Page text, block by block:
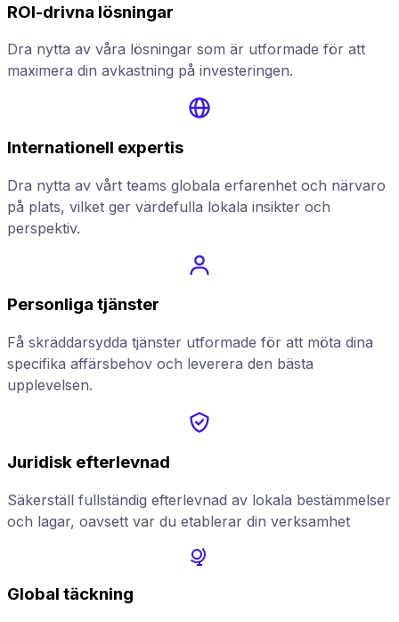
ROI-drivna lösningar
Dra nytta av våra lösningar som är utformade för att
maximera din avkastning på investeringen.
Internationell expertis
Dra nytta av vårt teams globala erfarenhet och närvaro
på plats, vilket ger värdefulla lokala insikter och
perspektiv.
Personliga tjänster
Få skräddarsydda tjänster utformade för att möta dina
specifika affärsbehov och leverera den bästa
upplevelsen.
Juridisk efterlevnad
Säkerställ fullständig efterlevnad av lokala bestämmelser
och lagar, oavsett var du etablerar din verksamhet
Global täckning